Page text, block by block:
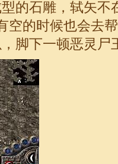
的石雕，轼矢不
空的时候也会去
脚下一顿恶灵尸